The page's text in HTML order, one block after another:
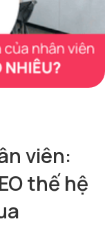
viên:
thế hệ